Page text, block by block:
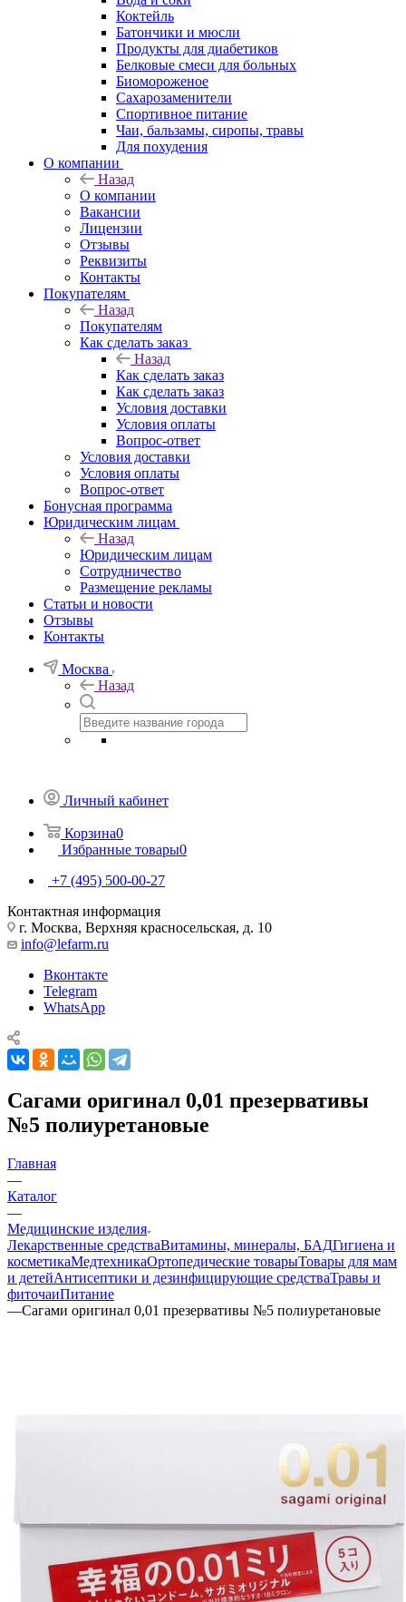
Коктейль
Батончики и мюсли
Продукты для диабетиков
Белковые смеси для больных
Биомороженое
Сахарозаменители
Спортивное питание
Чаи, бальзамы, сиропы, травы
Для похудения
О компании
Назад
О компании
Вакансии
Лицензии
Отзывы
Реквизиты
Контакты
Покупателям
Назад
Покупателям
Как сделать заказ
Назад
Как сделать заказ
Как сделать заказ
Условия доставки
Условия оплаты
Вопрос-ответ
Условия доставки
Условия оплаты
Вопрос-ответ
Бонусная программа
Юридическим лицам
Назад
Юридическим лицам
Сотрудничество
Размещение рекламы
Статьи и новости
Отзывы
Контакты
Москва
Назад
Личный кабинет
Корзина0
Избранные товары0
+7 (495) 500-00-27
Контактная информация
г. Москва, Верхняя красносельская, д. 10
info@lefarm.ru
Вконтакте
Telegram
WhatsApp
Сагами оригинал 0,01 презервативы
№5 полиуретановые
Главная
—
Каталог
—
Медицинские изделия
Лекарственные средстваВитамины, минералы, БАДГигиена и
косметикаМедтехникаОртопедические товарыТовары для мам
и детейАнтисептики и дезинфицирующие средстваТравы и
фиточаиПитание
—Сагами оригинал 0,01 презервативы №5 полиуретановые